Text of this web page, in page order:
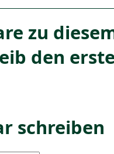
zu
den
schreiben